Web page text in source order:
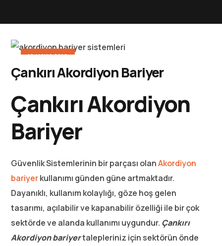
10 MAYIS 2016
Çankırı Akordiyon Bariyer
Çankırı Akordiyon
Bariyer
Güvenlik Sistemlerinin bir parçası olanAkordiyon
bariyerkullanımı günden güne artmaktadır.
Dayanıklı, kullanım kolaylığı, göze hoş gelen
tasarımı, açılabilir ve kapanabilir özelliği ile bir çok
sektörde ve alanda kullanımı uygundur. Çankırı
Akordiyon bariyertalepleriniz için sektörün önde